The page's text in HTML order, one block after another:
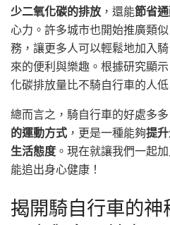
少二氧化碳的排放 ，還能節省
心力。許多城市也開始推廣類似
務，讓更多人可以輕鬆地加入
來的便利與樂趣。根據研究顯
化碳排放量比不騎自行車的人低
總而言之，騎自行車的好處多
的運動方式 ，更是一種能夠提
生活態度 。現在就讓我們一起
能追出身心健康！
揭開騎自行車的神